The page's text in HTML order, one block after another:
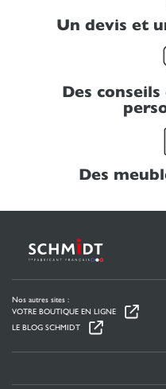
Un devis et
Des
Des
Nos autres sites :
VOTRE BOUTIQUE EN LIGNE
LE BLOG SCHMIDT